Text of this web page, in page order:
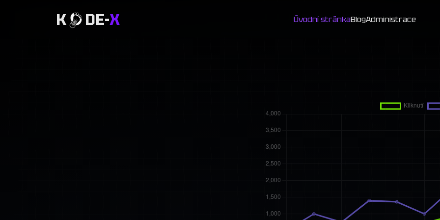
K DE-X Úvodní stránkaBlogAdministrace